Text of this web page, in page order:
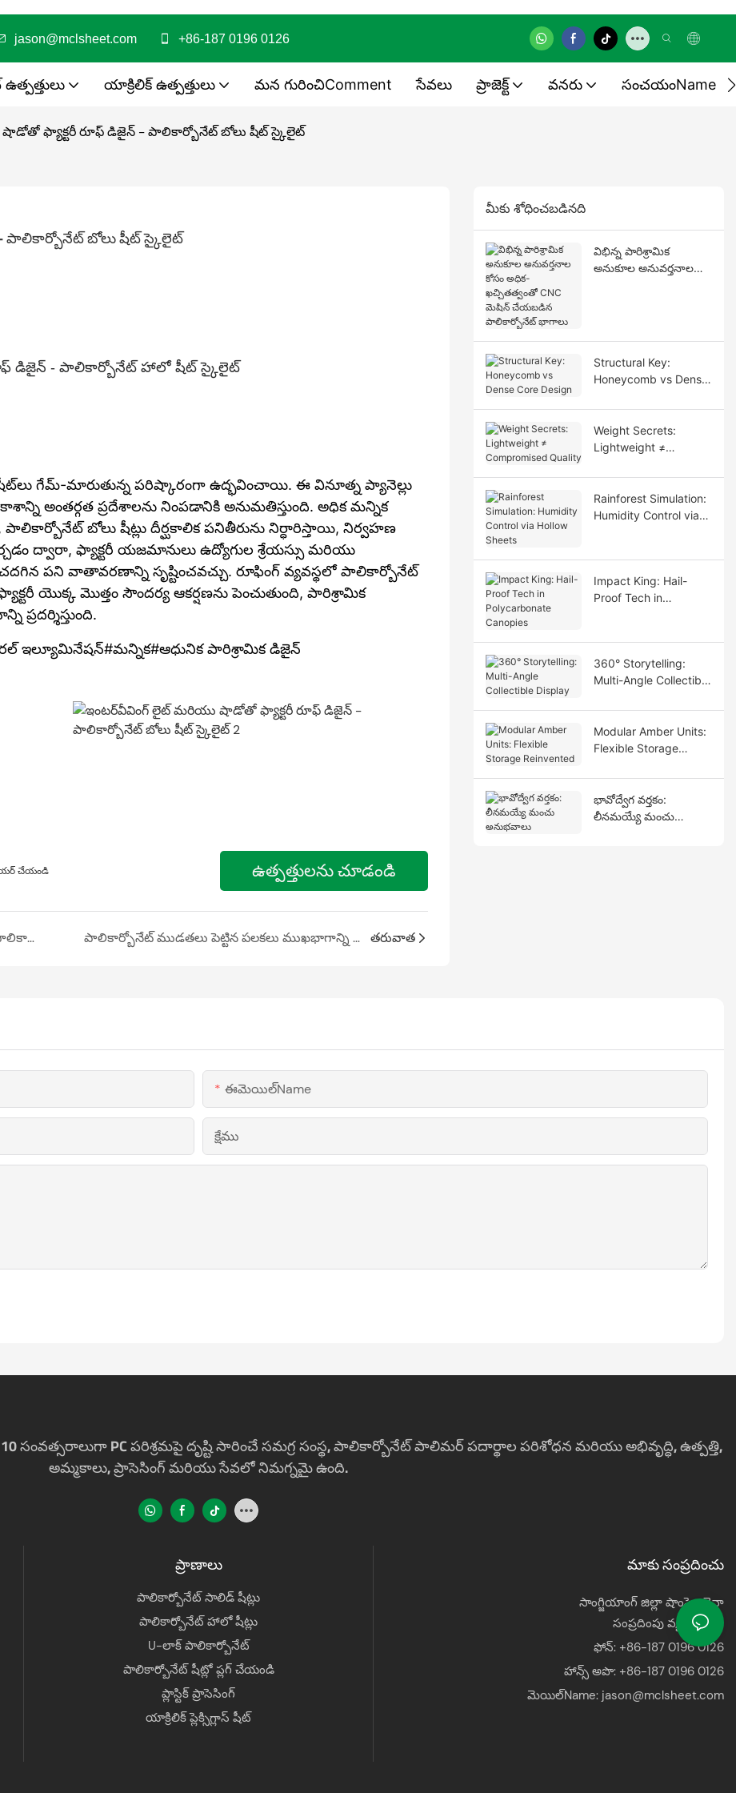
jason@mclsheet.com +86-187 0196 0126
యాక్రిలిక్ ఉత్పత్తులు మన గురించిComment సేవలు ప్రాజెక్ట్ వనరు సంచయంName
ఫ్యాక్టరీ రూఫ్ డిజైన్ - పాలికార్బోనేట్ బోలు షీట్ స్కైలైట్
పాలికార్బోనేట్ బోలు షీట్ స్కైలైట్
డిజైన్ - పాలికార్బోనేట్ హాలో షీట్ స్కైలైట్
గేమ్-మారుతున్న పరిష్కారంగా ఉద్భవించాయి. ఈ వినూత్న ప్యానెల్లు
అంతర్గత ప్రదేశాలను నింపడానికి అనుమతిస్తుంది. అధిక మన్నిక
బోలు షీట్లు దీర్ఘకాలిక పనితీరును నిర్ధారిస్తాయి, నిర్వహణ
ద్వారా, ఫ్యాక్టరీ యజమానులు ఉద్యోగుల శ్రేయస్సు మరియు
పని వాతావరణాన్ని సృష్టించవచ్చు. రూఫింగ్ వ్యవస్థలో పాలికార్బోనేట్
యొక్క మొత్తం సౌందర్య ఆకర్షణను పెంచుతుంది, పారిశ్రామిక
ఇల్యూమినేషన్#మన్నిక#ఆధునిక పారిశ్రామిక డిజైన్
చేయండి ఉత్పత్తులను చూడండి
గడ్డివాము పునర్నిర్మాణం యొక్క కొత్త యుగం - పాలికార్బోనేట్ బోలు షీట్ విభజన రూపకల్పన పాలికార్బోనేట్ ముడతలు పెట్టిన పలకలు ముఖభాగాన్ని అలంకరిస్తాయి - స్టూడియో రూపకల్పనలో కొత్త ధోరణిని సృష్టిస్తుంది తరువాత
మీకు శోధించబడినది
విభిన్న పారిశ్రామిక
అనుకూల అనువర్తనాల
Structural Key:
Honeycomb vs Dense
Weight Secrets:
Lightweight ≠
Rainforest Simulation:
Humidity Control via
Impact King: Hail-
Proof Tech in
360° Storytelling:
Multi-Angle Collectible
Modular Amber Units:
Flexible Storage
భావోద్వేగ వర్తకం:
లీనమయ్యే మంచు
ఈమెయిల్Name
క్షేము
PC పరిశ్రమపై దృష్టి సారించే సమగ్ర సంస్థ, పాలికార్బోనేట్ పాలిమర్ పదార్థాల పరిశోధన మరియు అభివృద్ధి, ఉత్పత్తి,
అమ్మకాలు, ప్రాసెసింగ్ మరియు సేవలో నిమగ్నమై ఉంది.
ప్రాణాలు
పాలికార్బోనేట్ సాలిడ్ షీట్లు
పాలికార్బోనేట్ హాలో షీట్లు
U-లాక్ పాలికార్బోనేట్
పాలికార్బోనేట్ షీట్లో ప్లగ్ చేయండి
ప్లాస్టిక్ ప్రాసెసింగ్
యాక్రిలిక్ ప్లెక్సిగ్లాస్ షీట్
మాకు సంప్రదించు
సాంగ్జియాంగ్ జిల్లా షాంఘై, చైనా
సంప్రదింపు వ్యక్తి: జాసన్
ఫోన్: +86-187 0196 0126
హాన్స్ అపొ: +86-187 0196 0126
మెయిల్Name: jason@mclsheet.com